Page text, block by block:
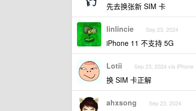
先去换张新 SIM 卡
linlincie Sep 23, 2024
iPhone 11 不支持 5G
Lotii Sep 23, 2024 via iPhone
换 SIM 卡正解
ahxsong Sep 23, 2024